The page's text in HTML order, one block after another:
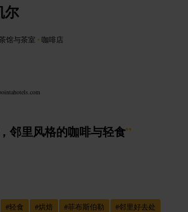
尔
馆与茶室 •咖啡店
邻里风格的咖啡与轻食”
#轻食 #烘焙 #菲布斯伯勒 #邻里好去处